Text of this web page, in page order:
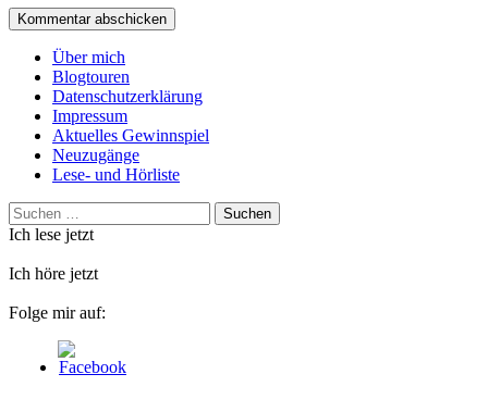
Über mich
Blogtouren
Datenschutzerklärung
Impressum
Aktuelles Gewinnspiel
Neuzugänge
Lese- und Hörliste
Suchen
nach:
Ich lese jetzt
Ich höre jetzt
Folge mir auf: